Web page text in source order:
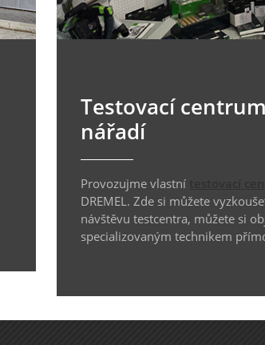
Testovací
nářadí
Provozujme vlastní
DREMEL. Zde si můžete
návštěvu testcentra, můžete si
specializovaným technikem